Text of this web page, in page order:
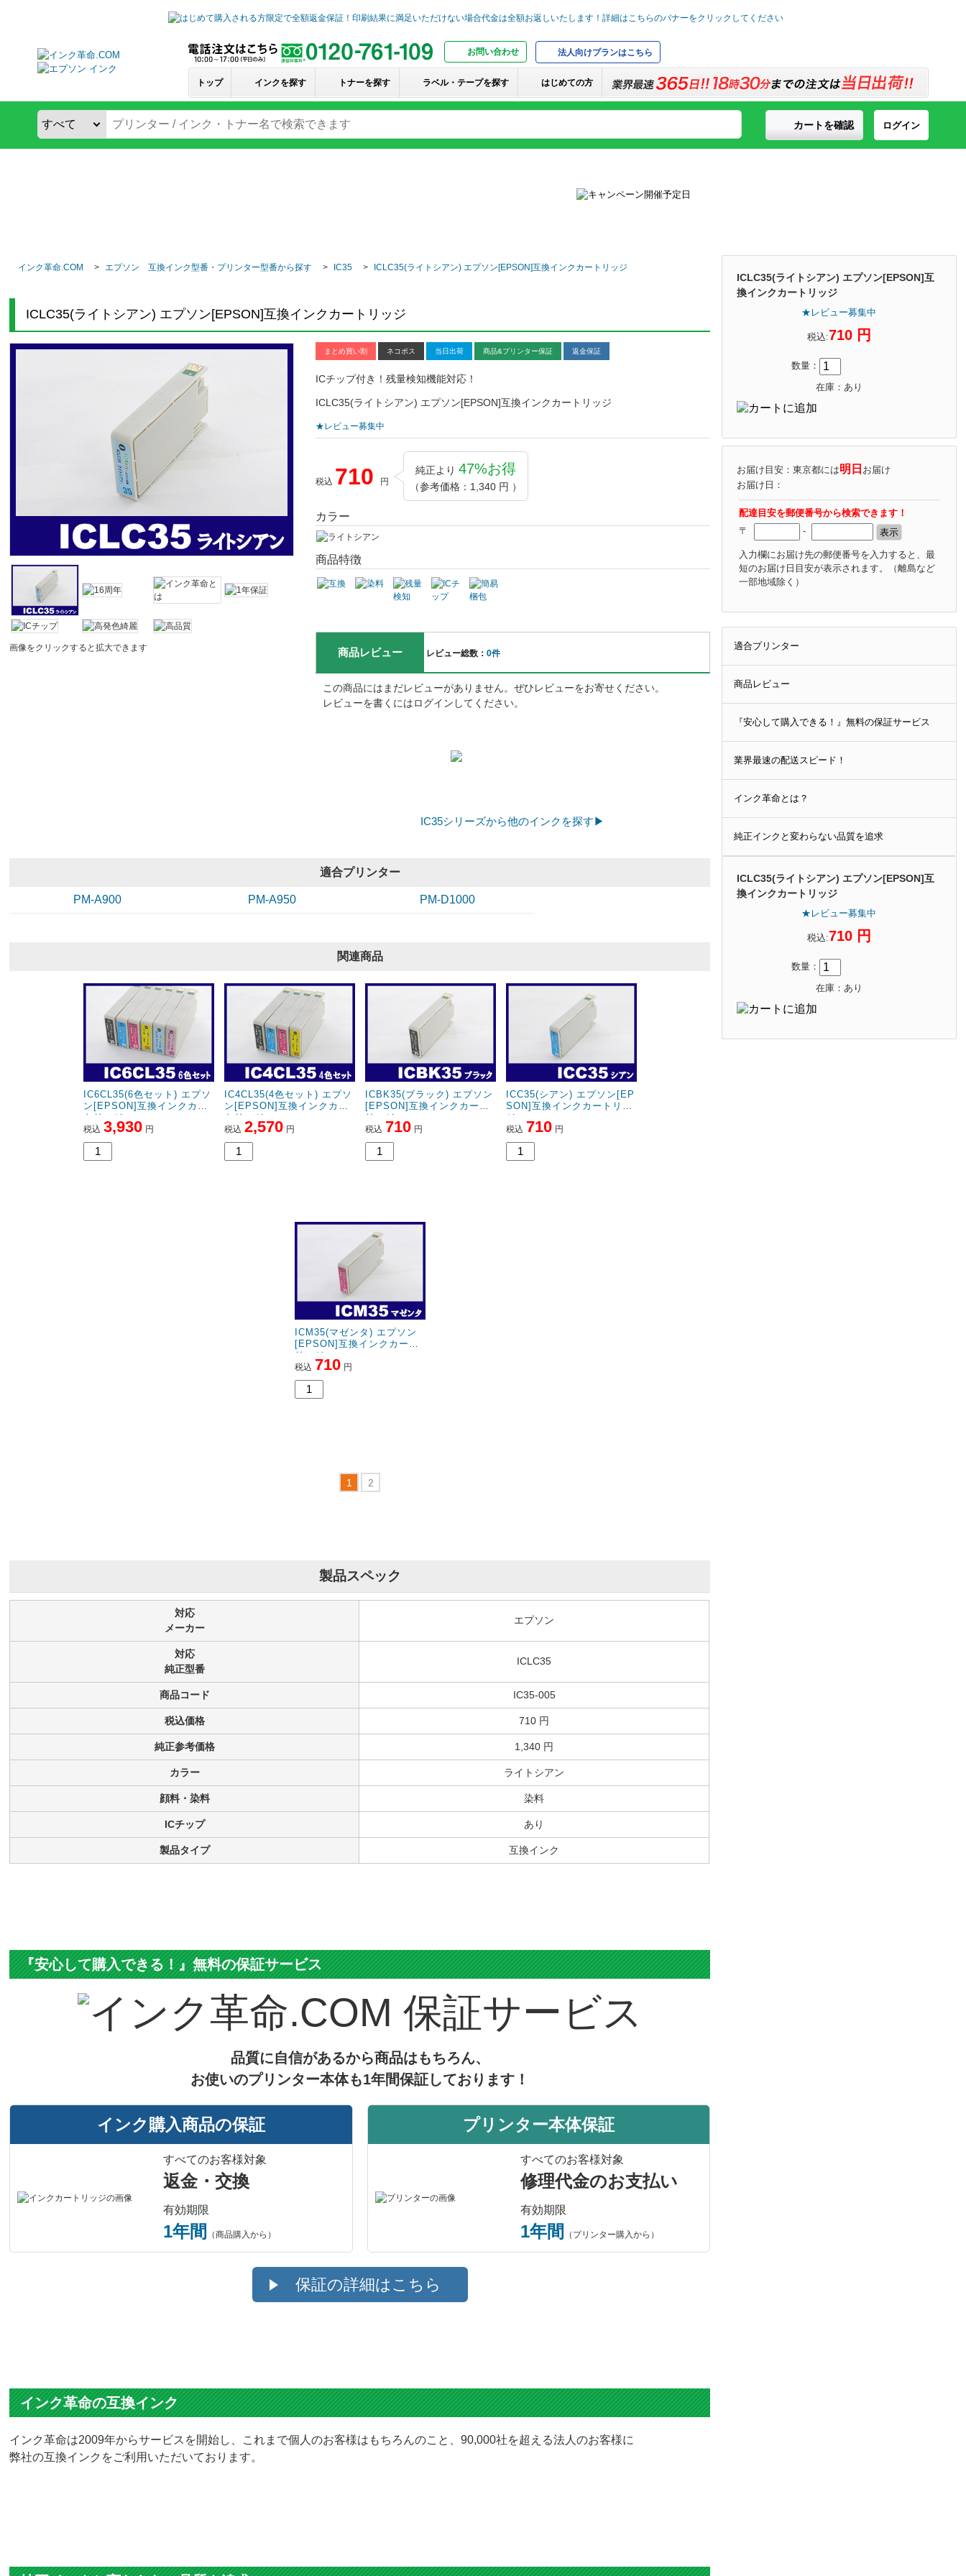
お問い合わせ 法人向けプランはこちら
トップ インクを探す トナーを探す ラベル・テープを探す はじめての方
ログイン
カートを確認
インク革命.COM エプソン 互換インク型番・プリンター型番から探す IC35 ICLC35(ライトシアン) エプソン[EPSON]互換インクカートリッジ
ICLC35(ライトシアン) エプソン[EPSON]互
換インクカートリッジ
★レビュー募集中
税込:710 円
数量：
在庫：あり
お届け目安：東京都には明日 お届け
お届け日：
配達目安を郵便番号から検索できます！
〒
-
入力欄にお届け先の郵便番号を入力すると、最
短のお届け日目安が表示されます。
（離島など
一部地域除く）
適合プリンター
商品レビュー
『安心して購入できる！』無料の保証サービス
業界最速の配送スピード！
インク革命とは？
純正インクと変わらない品質を追求
ICLC35(ライトシアン) エプソン[EPSON]互
換インクカートリッジ
★レビュー募集中
税込:710 円
数量：
在庫：あり
ICLC35(ライトシアン) エプソン[EPSON]互換インクカートリッジ
画像をクリックすると拡大できます
まとめ買い割 ネコポス 当日出荷 商品&プリンター保証 返金保証
ICチップ付き！残量検知機能対応！
ICLC35(ライトシアン) エプソン[EPSON]互換インクカートリッジ
★レビュー募集中
税込 710 円
純正より 47%お得
（参考価格：1,340 円 ）
カラー
商品特徴
商品レビュー レビュー総数： 0件
この商品にはまだレビューがありません。ぜひレビューをお寄せください。
レビューを書くにはログインしてください。
IC35シリーズから他のインクを探す▶
適合プリンター
PM-A900 PM-A950 PM-D1000
関連商品
IC6CL35(6色セット) エプソ
ン[EPSON]互換インクカー
トリッジ
税込 3,930 円
IC4CL35(4色セット) エプソ
ン[EPSON]互換インクカー
トリッジ
税込 2,570 円
ICBK35(ブラック) エプソン
[EPSON]互換インクカート
リッジ
税込 710 円
ICC35(シアン) エプソン[EP
SON]互換インクカートリッ
ジ
税込 710 円
ICM35(マゼンタ) エプソン
[EPSON]互換インクカート
リッジ
税込 710 円
製品スペック
対応
メーカー
エプソン
対応
純正型番
ICLC35
商品コード IC35-005
税込価格 710 円
純正参考価格 1,340 円
カラー ライトシアン
顔料・染料 染料
ICチップ あり
製品タイプ 互換インク
『安心して購入できる！』無料の保証サービス
保証サービス
品質に自信があるから商品はもちろん、
お使いのプリンター本体も1年間保証しております！
インク購入商品の保証
すべてのお客様対象
返金・交換
有効期限
1年間 （商品購入から）
プリンター本体保証
すべてのお客様対象
修理代金のお支払い
有効期限
1年間 （プリンター購入から）
保証の詳細はこちら
インク革命の互換インク
インク革命は2009年からサービスを開始し、これまで個人のお客様はもちろんのこと、90,000社を超える法人のお客様に
弊社の互換インクをご利用いただいております。